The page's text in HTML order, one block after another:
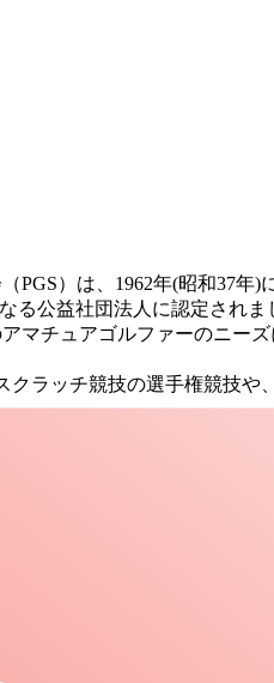
PGS）は、1962年(昭和37
る公益社団法⼈に認定されま
マチュアゴルファーのニー
クラッチ競技の選⼿権競技
プシステム(WHS)に対応し
で延べ200回以上も開催す